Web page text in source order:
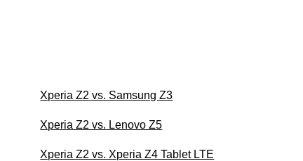
Xperia Z2 vs. Samsung Z3
Xperia Z2 vs. Lenovo Z5
Xperia Z2 vs. Xperia Z4 Tablet LTE